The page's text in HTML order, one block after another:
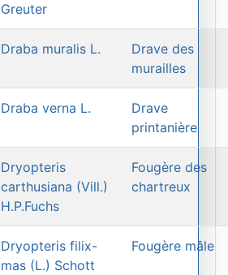
Greuter
Draba muralis L.
Drave des
murailles
Draba verna L.
Drave
printanière
Dryopteris
carthusiana (Vill.)
H.P.Fuchs
Fougère des
chartreux
Dryopteris filix-
mas (L.) Schott
Fougère mâle